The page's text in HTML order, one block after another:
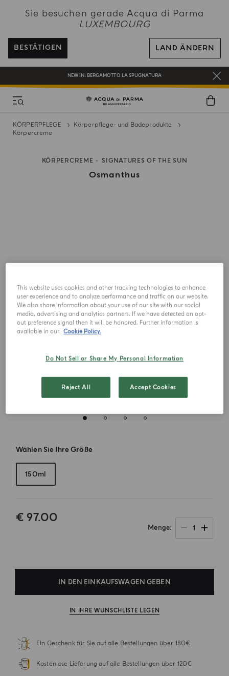
Sie besuchen gerade Acqua di Parma
LUXEMBOURG
BESTÄTIGEN LAND ÄNDERN
BEI ALLEN BESTELLUNGEN ÜBER 120€ ERHALTEN SIE EINE KOSTENLOSE
LIEFERUNG
REGISTRIEREN SIE SICH UND GENIESSEN SIE EINE WELT VOLLER VORTEILE
EIN GESCHENK FÜR SIE AUF ALLE BESTELLUNGEN ÜBER 180€
NEW IN: BERGAMOTTO LA SPUGNATURA
KÖRPERPFLEGE
Körperpflege- und Badeprodukte
Körpercreme
KÖRPERCREME SIGNATURES OF THE SUN
Osmanthus
Wählen Sie Ihre Größe
150ml
€ 97.00
Menge 1
IN DEN EINKAUFSWAGEN GEBEN
IN IHRE WUNSCHLISTE LEGEN
Ein Geschenk für Sie auf alle Bestellungen über 180€
Kostenlose Lieferung auf alle Bestellungen über 120€
This website uses cookies and other tracking technologies to enhance
user experience and to analyze performance and traffic on our website.
We also share information about your use of our site with our social
media, advertising and analytics partners. If we have detected an opt-
out preference signal then it will be honored. Further information is
available in our Cookie Policy.
Do Not Sell or Share My Personal Information
Reject All Accept Cookies